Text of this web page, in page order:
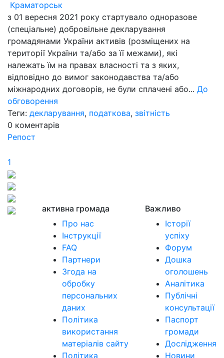
Краматорськ
з 01 вересня 2021 року стартувало одноразове
(спеціальне) добровільне декларування
громадянами України активів (розміщених на
території України та/або за її межами), які
належать їм на правах власності та з яких,
відповідно до вимог законодавства та/або
міжнародних договорів, не були сплачені або... До
обговорення
Теги: декларування, податкова, звітність
0 коментарів
Репост
1
активна громада
Про нас
Інструкції
FAQ
Партнери
Згода на
обробку
персональних
даних
Політика
використання
матеріалів сайту
Політика
Важливо
Історії
успіху
Форум
Дошка
оголошень
Аналітика
Публічні
консультації
Паспорт
громади
Дослідження
Новини